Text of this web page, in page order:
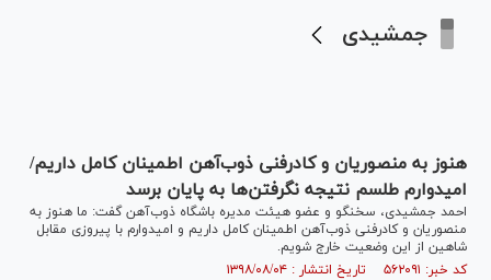
جمشیدی
هنوز به منصوریان و کادرفنی ذوب‌آهن اطمینان کامل داریم/
امیدوارم طلسم نتیجه نگرفتن‌ها به پایان برسد
احمد جمشیدی، سخنگو و عضو هیئت مدیره باشگاه ذوب‌آهن گفت: ما هنوز به
منصوریان و کادرفنی ذوب‌آهن اطمینان کامل داریم و امیدوارم با پیروزی مقابل
شاهین از این وضعیت خارج شویم.
کد خبر: ۵۶۲۰۹۱ تاریخ انتشار : ۱۳۹۸/۰۸/۰۴